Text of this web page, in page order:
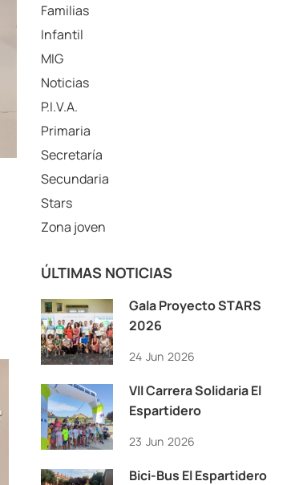
Familias
Infantil
MIG
Noticias
P.I.V.A.
Primaria
Secretaría
Secundaria
Stars
Zona joven
ÚLTIMAS NOTICIAS
Gala Proyecto STARS
2026
24 Jun 2026
VII Carrera Solidaria El
Espartidero
23 Jun 2026
Bici-Bus El Espartidero